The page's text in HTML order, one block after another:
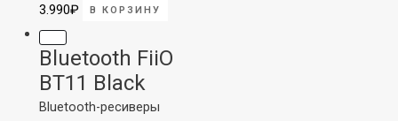
3.990₽ В КОРЗИНУ
Bluetooth FiiO
BT11 Black
Bluetooth-ресиверы